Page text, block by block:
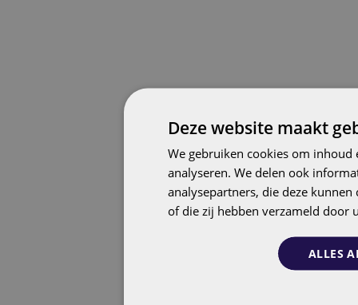
Deze website maakt
We gebruiken cookies om
analyseren. We delen ook
analysepartners, die deze
of die zij hebben verzameld door
ALLES